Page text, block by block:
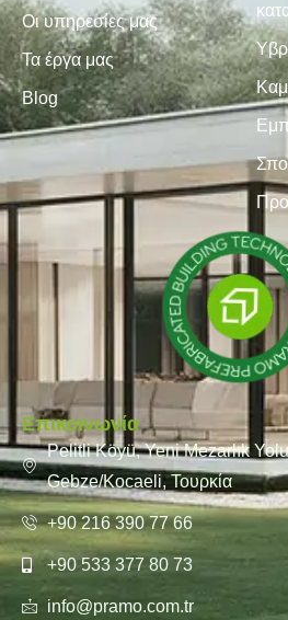
Οι υπηρεσίες μας
Τα έργα μας
Blog
Επικοινωνία
Pelitli Köyü, Yeni Mezarlık
Gebze/Kocaeli, Τουρκία
+90 216 390 77 66
+90 533 377 80 73
info@pramo.com.tr